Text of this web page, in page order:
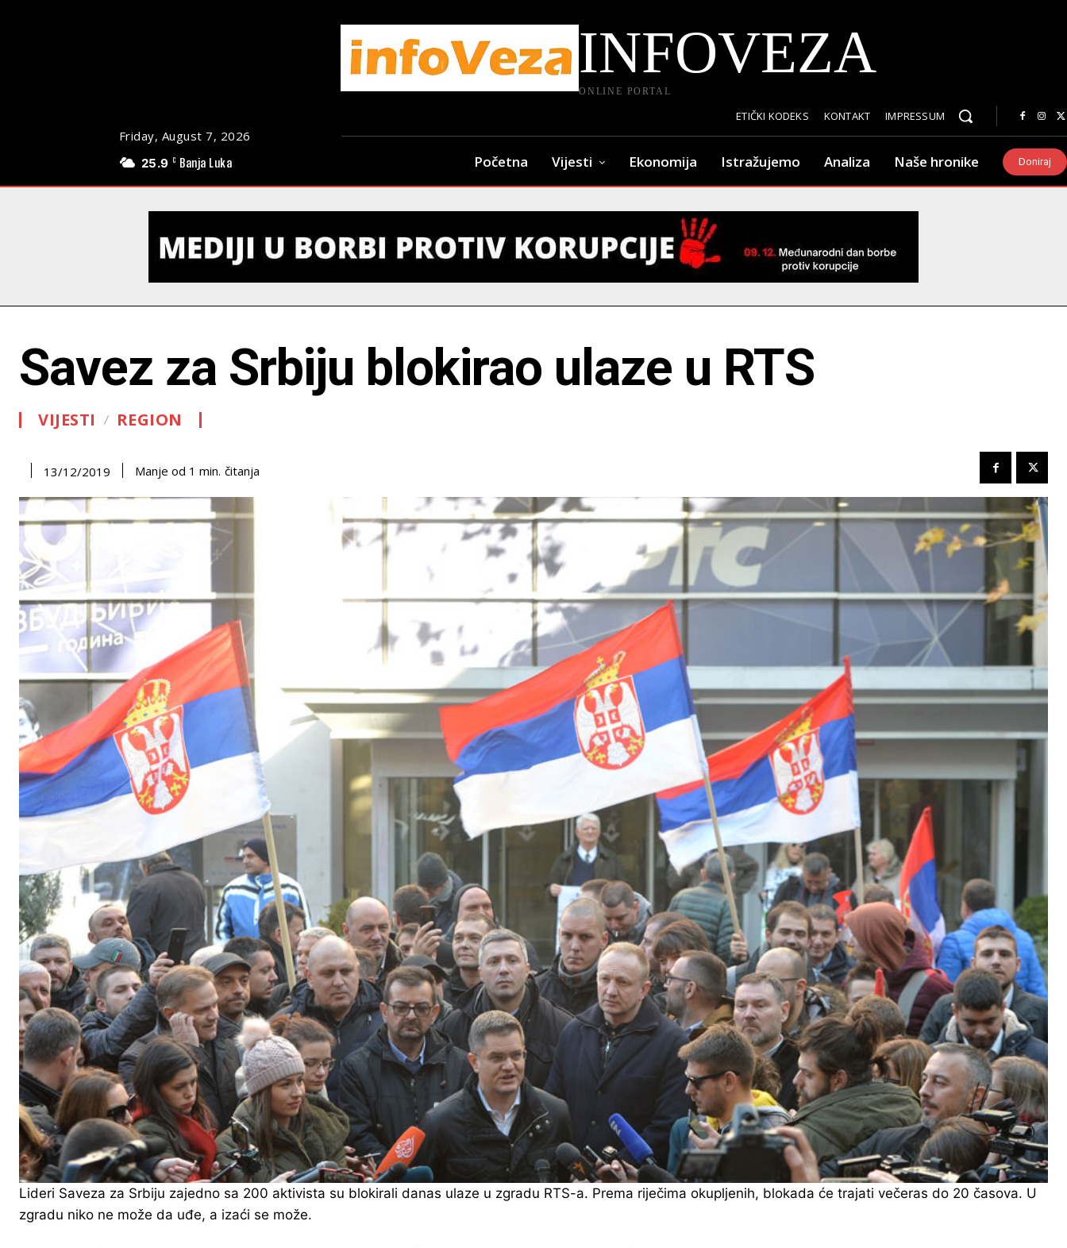
Friday, August 7, 2026
25.9 C Banja Luka
INFOVEZA
ONLINE PORTAL
ETIČKI KODEKS KONTAKT IMPRESSUM
Početna Vijesti Ekonomija Istražujemo Analiza Naše hronike Doniraj
Savez za Srbiju blokirao ulaze u RTS
VIJESTI REGION
13/12/2019 Manje od 1 min. čitanja
Lideri Saveza za Srbiju zajedno sa 200 aktivista su blokirali danas ulaze u zgradu RTS-a. Prema riječima okupljenih, blokada će trajati večeras do 20 časova. U
zgradu niko ne može da uđe, a izaći se može.